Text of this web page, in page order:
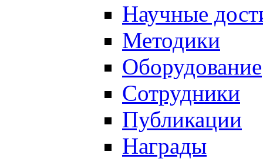
Научные
Методики
Оборудование
Сотрудники
Публикации
Награды